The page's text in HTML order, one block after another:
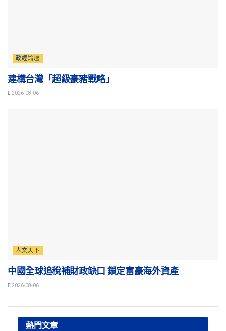
政經論壇
建構台灣「超級豪豬戰略」
2026-08-06
人文天下
中國全球追稅補財政缺口 鎖定富豪海外資產
2026-08-06
熱門文章